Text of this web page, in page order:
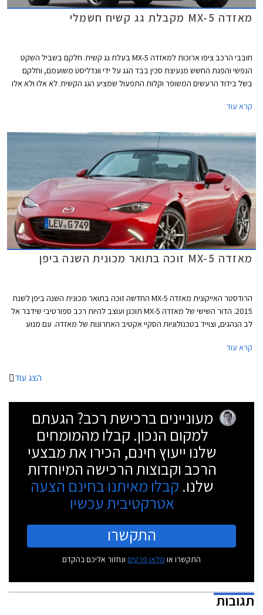
מאזדה MX-5 מקבלת גג קשיח חשמלי
חובבי הרכב ציפו ארוכות למאזדה MX-5 בעלת גג קשיח. חלקם בשביל השקט
הנפשי והפגת החשש מנעיצת סכין בבד הגג על ידי וונדליסט משועמם, וחלקם
בשל בידוד הרעשים המשופר וקלות התפעול שמציע הגג הקשיח. לא אלו ולא אלו
כך.
קרא עוד
מאזדה MX-5 זוכה בתואר מכונית השנה ביפן
הרודסטר האייקונית מאזדה MX-5 החדשה זוכה בתואר מכונית השנה ביפן לשנת
2015. הדור השישי של מאזדה MX-5 תוכנן ועוצב להיות רכב ספורטיבי שידבר אל
לב הנהגים, וצוייד בטכנולוגיות הסקיי אקטיב האחרונות של מאזדה. עם מנוע
את מסורת קודמותיה ולספק סגנון וחווית נהיגה מהנה.
קרא עוד
הצג עוד
מעוניינים ברכישת רכב? הגעתם
למקום הנכון. קבלו מהמומחים
שלנו ייעוץ חינם, הכירו את מבצעי
הרכב וקבוצות הרכישה המיוחדות
שלנו. קבלו מאיתנו בחינם הצעה
אטרקטיבית עכשיו
התקשרו
התקשרו או מלאו פרטים ונחזור אליכם בהקדם
תגובות